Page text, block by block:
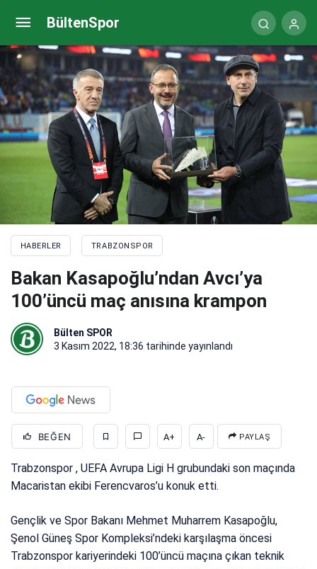
BültenSpor
HABERLER TRABZONSPOR
Bakan Kasapoğlu’ndan Avcı’ya
100’üncü maç anısına krampon
Bülten SPOR
3 Kasım 2022, 18:36 tarihinde yayınlandı
BEĞEN A+ A- PAYLAŞ
Trabzonspor , UEFA Avrupa Ligi H grubundaki son maçında
Macaristan ekibi Ferencvaros’u konuk etti.
Gençlik ve Spor Bakanı Mehmet Muharrem Kasapoğlu,
Şenol Güneş Spor Kompleksi’ndeki karşılaşma öncesi
Trabzonspor kariyerindeki 100’üncü maçına çıkan teknik
Trabzonspor – Ferencvaros maçı (CANLI)